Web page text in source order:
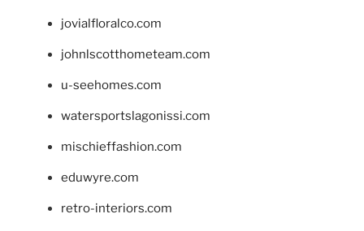
jovialfloralco.com
johnlscotthometeam.com
u-seehomes.com
watersportslagonissi.com
mischieffashion.com
eduwyre.com
retro-interiors.com